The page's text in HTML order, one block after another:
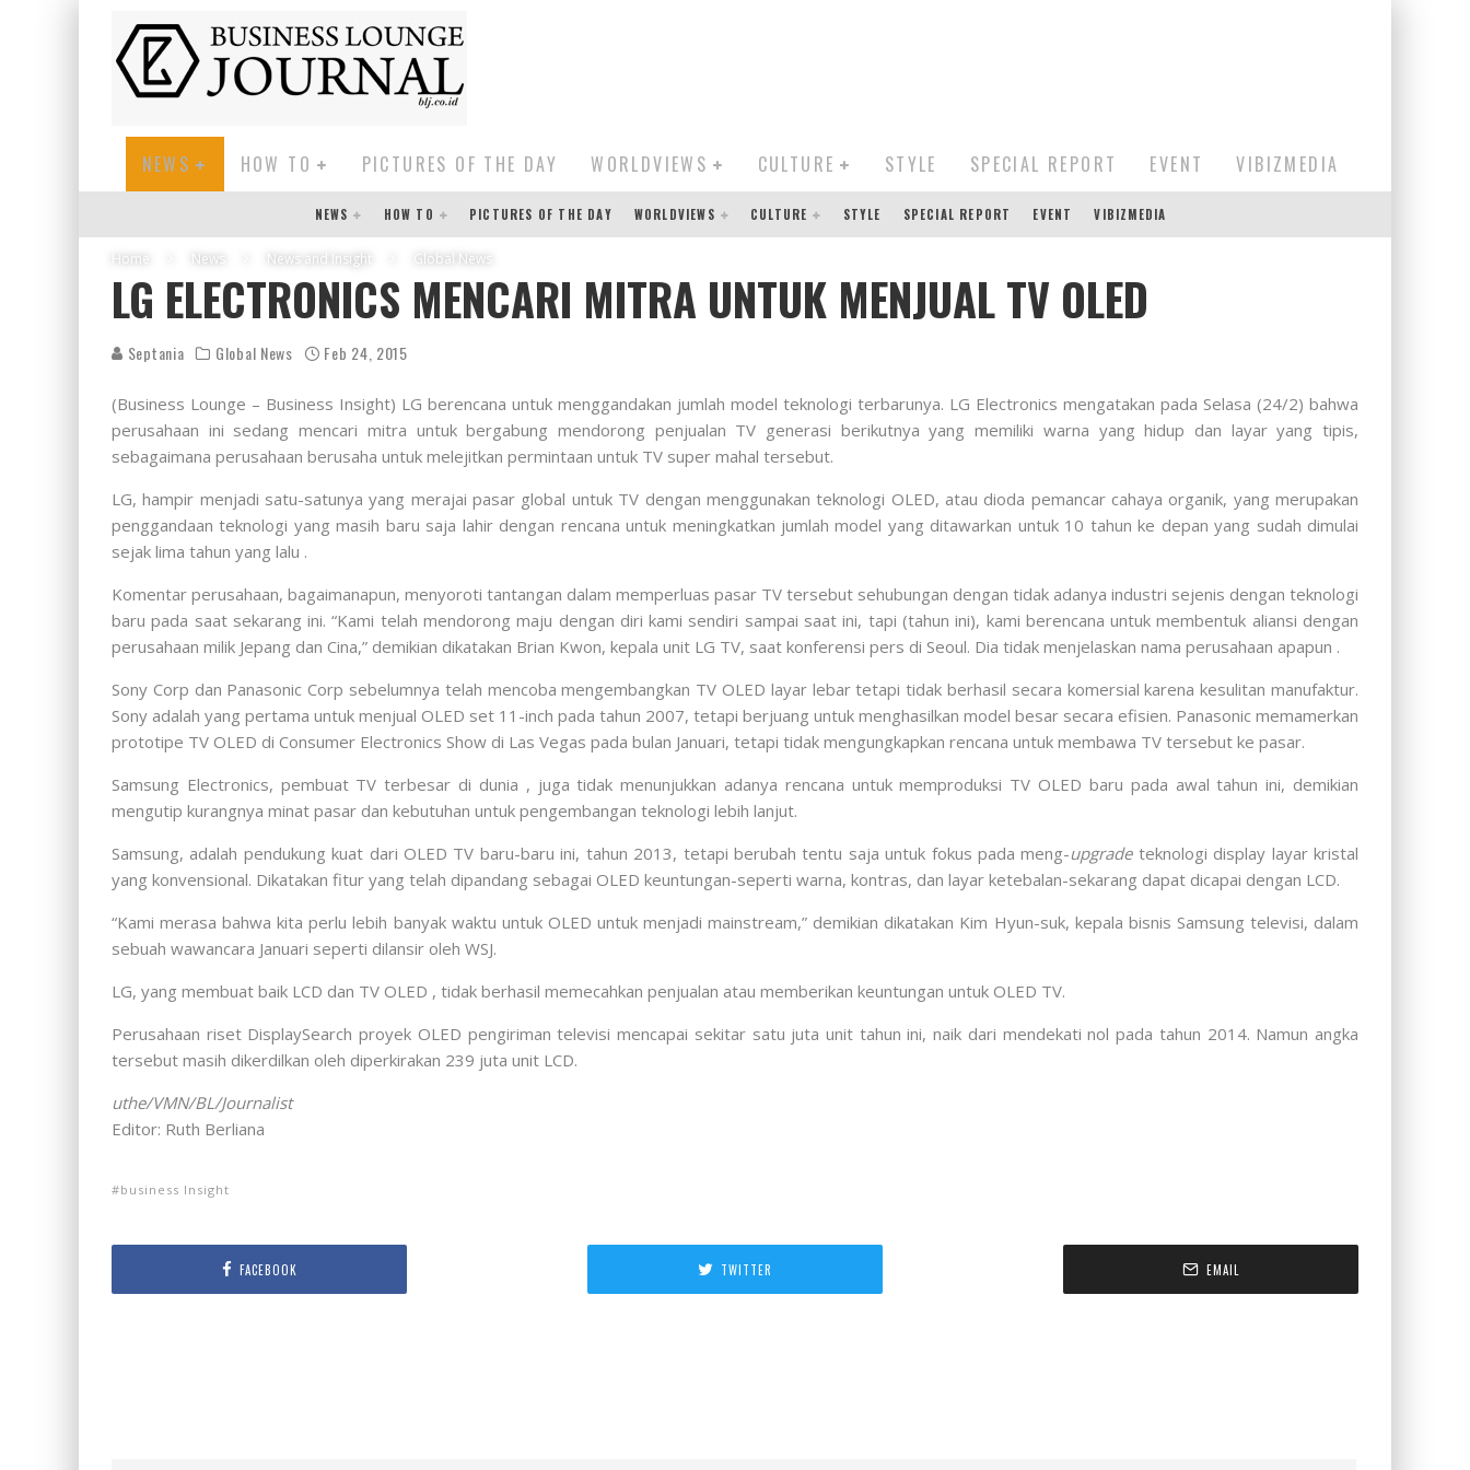
NEWS HOW TO PICTURES OF THE DAY WORLDVIEWS CULTURE STYLE SPECIAL REPORT EVENT VIBIZMEDIA
NEWS HOW TO PICTURES OF THE DAY WORLDVIEWS CULTURE STYLE SPECIAL REPORT EVENT VIBIZMEDIA
Home News News and Insight Global News
LG ELECTRONICS MENCARI MITRA UNTUK MENJUAL TV OLED
Septania Global News Feb 24, 2015
(Business Lounge – Business Insight) LG berencana untuk menggandakan jumlah model teknologi terbarunya. LG Electronics mengatakan pada Selasa (24/2) bahwa
perusahaan ini sedang mencari mitra untuk bergabung mendorong penjualan TV generasi berikutnya yang memiliki warna yang hidup dan layar yang tipis,
sebagaimana perusahaan berusaha untuk melejitkan permintaan untuk TV super mahal tersebut.
LG, hampir menjadi satu-satunya yang merajai pasar global untuk TV dengan menggunakan teknologi OLED, atau dioda pemancar cahaya organik, yang merupakan
penggandaan teknologi yang masih baru saja lahir dengan rencana untuk meningkatkan jumlah model yang ditawarkan untuk 10 tahun ke depan yang sudah dimulai
sejak lima tahun yang lalu .
Komentar perusahaan, bagaimanapun, menyoroti tantangan dalam memperluas pasar TV tersebut sehubungan dengan tidak adanya industri sejenis dengan teknologi
baru pada saat sekarang ini. “Kami telah mendorong maju dengan diri kami sendiri sampai saat ini, tapi (tahun ini), kami berencana untuk membentuk aliansi dengan
perusahaan milik Jepang dan Cina,” demikian dikatakan Brian Kwon, kepala unit LG TV, saat konferensi pers di Seoul. Dia tidak menjelaskan nama perusahaan apapun .
Sony Corp dan Panasonic Corp sebelumnya telah mencoba mengembangkan TV OLED layar lebar tetapi tidak berhasil secara komersial karena kesulitan manufaktur.
Sony adalah yang pertama untuk menjual OLED set 11-inch pada tahun 2007, tetapi berjuang untuk menghasilkan model besar secara efisien. Panasonic memamerkan
prototipe TV OLED di Consumer Electronics Show di Las Vegas pada bulan Januari, tetapi tidak mengungkapkan rencana untuk membawa TV tersebut ke pasar.
Samsung Electronics, pembuat TV terbesar di dunia , juga tidak menunjukkan adanya rencana untuk memproduksi TV OLED baru pada awal tahun ini, demikian
mengutip kurangnya minat pasar dan kebutuhan untuk pengembangan teknologi lebih lanjut.
Samsung, adalah pendukung kuat dari OLED TV baru-baru ini, tahun 2013, tetapi berubah tentu saja untuk fokus pada meng-upgradeteknologi display layar kristal
yang konvensional. Dikatakan fitur yang telah dipandang sebagai OLED keuntungan-seperti warna, kontras, dan layar ketebalan-sekarang dapat dicapai dengan LCD.
“Kami merasa bahwa kita perlu lebih banyak waktu untuk OLED untuk menjadi mainstream,” demikian dikatakan Kim Hyun-suk, kepala bisnis Samsung televisi, dalam
sebuah wawancara Januari seperti dilansir oleh WSJ.
LG, yang membuat baik LCD dan TV OLED , tidak berhasil memecahkan penjualan atau memberikan keuntungan untuk OLED TV.
Perusahaan riset DisplaySearch proyek OLED pengiriman televisi mencapai sekitar satu juta unit tahun ini, naik dari mendekati nol pada tahun 2014. Namun angka
tersebut masih dikerdilkan oleh diperkirakan 239 juta unit LCD.
uthe/VMN/BL/Journalist
Editor: Ruth Berliana
business Insight
FACEBOOK TWITTER EMAIL